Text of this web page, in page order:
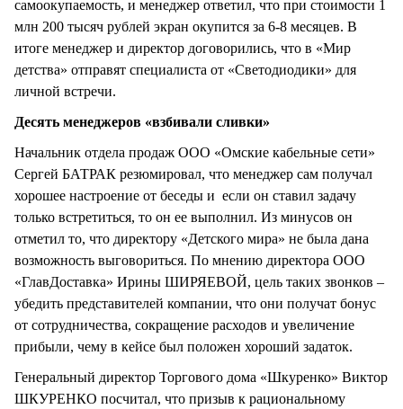
самоокупаемость, и менеджер ответил, что при стоимости 1
млн 200 тысяч рублей экран окупится за 6-8 месяцев. В
итоге менеджер и директор договорились, что в «Мир
детства» отправят специалиста от «Светодиодики» для
личной встречи.
Десять менеджеров «взбивали сливки»
Начальник отдела продаж ООО «Омские кабельные сети»
Сергей БАТРАК резюмировал, что менеджер сам получал
хорошее настроение от беседы и если он ставил задачу
только встретиться, то он ее выполнил. Из минусов он
отметил то, что директору «Детского мира» не была дана
возможность выговориться. По мнению директора ООО
«ГлавДоставка» Ирины ШИРЯЕВОЙ, цель таких звонков –
убедить представителей компании, что они получат бонус
от сотрудничества, сокращение расходов и увеличение
прибыли, чему в кейсе был положен хороший задаток.
Генеральный директор Торгового дома «Шкуренко» Виктор
ШКУРЕНКО посчитал, что призыв к рациональному